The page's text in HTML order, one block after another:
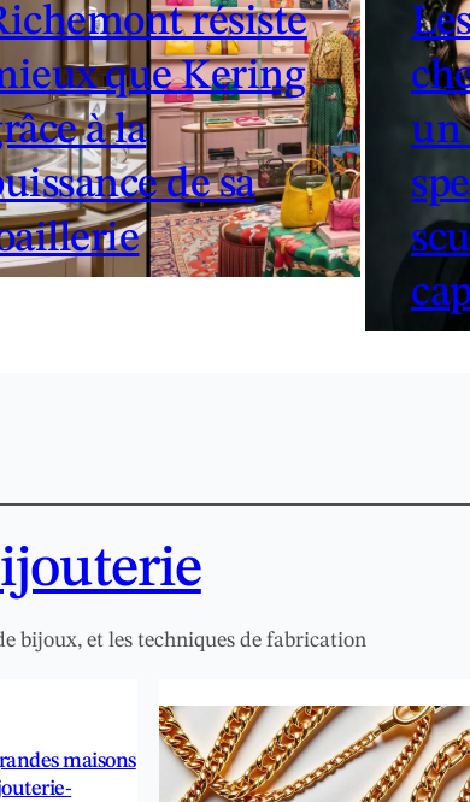
résiste
que Kering
à la
de sa
un
bijoux, et les techniques de fabrication
maisons